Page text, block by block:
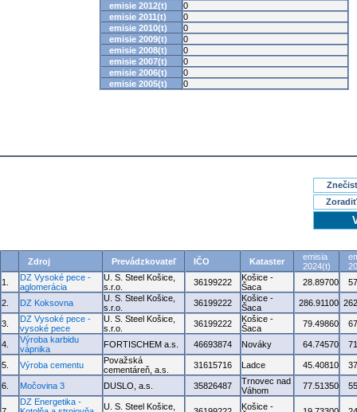
emisie 2012(t)
0
emisie 2011(t)
0
emisie 2010(t)
0
emisie 2009(t)
0
emisie 2008(t)
0
emisie 2007(t)
0
emisie 2006(t)
0
emisie 2005(t)
0
Zdroj Prevádzkovateľ IČO Kataster
emisia
2024(t)
1.
DZ Vysoké pece -
aglomerácia
U. S. Steel Košice,
s.r.o.
36199222
Košice -
Šaca
28.89700
2. DZ Koksovna
U. S. Steel Košice,
s.r.o.
36199222
Košice -
Šaca
286.91100
3.
DZ Vysoké pece -
vysoké pece
U. S. Steel Košice,
s.r.o.
36199222
Košice -
Šaca
79.49860
4.
Výroba karbidu
vápnika
FORTISCHEM a.s. 46693874 Nováky 64.74570
5. Výroba cementu
Považská
cementáreň, a.s.
31615716 Ladce 45.40810
6. Močovina 3 DUSLO, a.s. 35826487
Trnovec nad
Váhom
77.51350
DZ Energetika -
U. S. Steel Košice,
Košice -